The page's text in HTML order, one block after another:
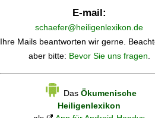
E-mail:
schaefer@heiligenlexikon.de
Ihre Mails beantworten wir gerne.
aber bitte: Bevor Sie uns fragen.
Das Ökumenische
Heiligenlexikon